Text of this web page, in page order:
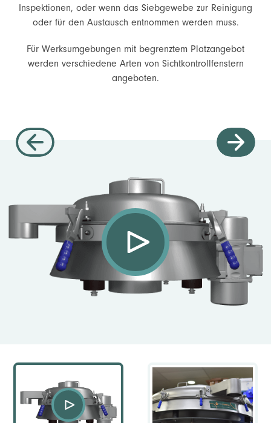
Inspektionen, oder wenn das Siebgewebe zur Reinigung
oder für den Austausch entnommen werden muss.
Für Werksumgebungen mit begrenztem Platzangebot
werden verschiedene Arten von Sichtkontrollfenstern
angeboten.